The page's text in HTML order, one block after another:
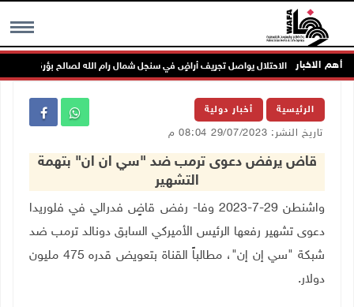
MENU أهم الاخبارالاحتلال يواصل تجريف أراضٍ في سنجل شمال رام الله لصالح بؤرة استعمارية
الرئيسية أخبار دولية
تاريخ النشر: 29/07/2023 08:04 م
قاض يرفض دعوى ترمب ضد "سي ان ان" بتهمة
التشهير
واشنطن 29-7-2023 وفا- رفض قاضٍ فدرالي في فلوريدا
دعوى تشهير رفعها الرئيس الأميركي السابق دونالد ترمب ضد
شبكة "سي إن إن"، مطالباً القناة بتعويض قدره 475 مليون
دولار.